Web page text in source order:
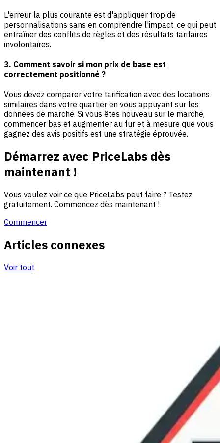
L'erreur la plus courante est d'appliquer trop de
personnalisations sans en comprendre l'impact, ce qui peut
entraîner des conflits de règles et des résultats tarifaires
involontaires.
3. Comment savoir si mon prix de base est
correctement positionné ?
Vous devez comparer votre tarification avec des locations
similaires dans votre quartier en vous appuyant sur les
données de marché. Si vous êtes nouveau sur le marché,
commencer bas et augmenter au fur et à mesure que vous
gagnez des avis positifs est une stratégie éprouvée.
Démarrez avec PriceLabs dès
maintenant !
Vous voulez voir ce que PriceLabs peut faire ? Testez
gratuitement. Commencez dès maintenant !
Commencer
Articles connexes
Voir tout